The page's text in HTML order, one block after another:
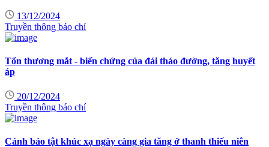
13/12/2024
Truyền thông báo chí
Tổn thương mắt - biến chứng của đái tháo đường, tăng huyết
áp
20/12/2024
Truyền thông báo chí
Cảnh báo tật khúc xạ ngày càng gia tăng ở thanh thiếu niên